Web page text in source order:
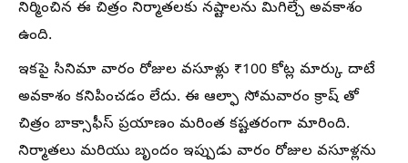
నిర్మించిన ఈ చిత్రం నిర్మాతలకు నష్టాలను మిగిల్చే అవకాశం
ఉంది.
ఇకపై సినిమా వారం రోజుల వసూళ్లు ₹100 కోట్ల మార్కు దాటే
అవకాశం కనిపించడం లేదు. ఈ ఆల్ఫా సోమవారం క్రాష్ తో
చిత్రం బాక్సాఫీస్ ప్రయాణం మరింత కష్టతరంగా మారింది.
నిర్మాతలు మరియు బృందం ఇప్పుడు వారం రోజుల వసూళ్లను